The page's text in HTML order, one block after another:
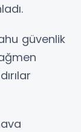
güvenlik